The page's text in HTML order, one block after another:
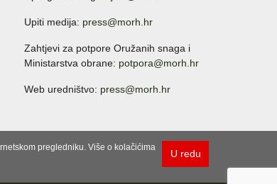
Upiti medija: press@morh.hr
Zahtjevi za potpore Oružanih snaga i
Ministarstva obrane: potpora@morh.hr
Web uredništvo: press@morh.hr
U redu
pregledniku. Više o kolačićima